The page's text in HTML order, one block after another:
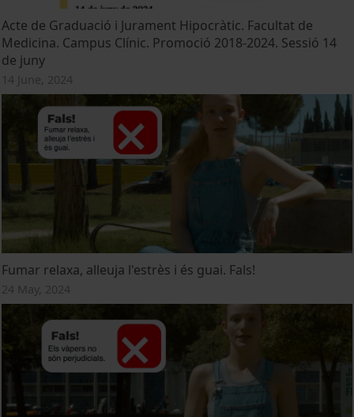
Acte de Graduació i Jurament Hipocràtic. Facultat de
Medicina. Campus Clínic. Promoció 2018-2024. Sessió 14
de juny
14 June, 2024
Fumar relaxa, alleuja l'estrès i és guai. Fals!
24 May, 2024